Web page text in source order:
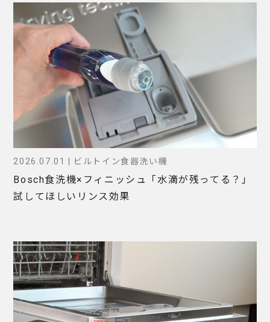
2026.07.01 | ビルトイン食器洗い機
Bosch食洗機×フィニッシュ「水滴が残ってる？」
試してほしいリンス効果